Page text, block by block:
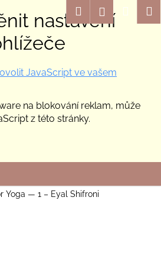
nastavení
JavaScript ve vašem
na blokování reklam, může
z této stránky.
HledatPřihlášení
Yoga — 1 – Eyal Shifroni